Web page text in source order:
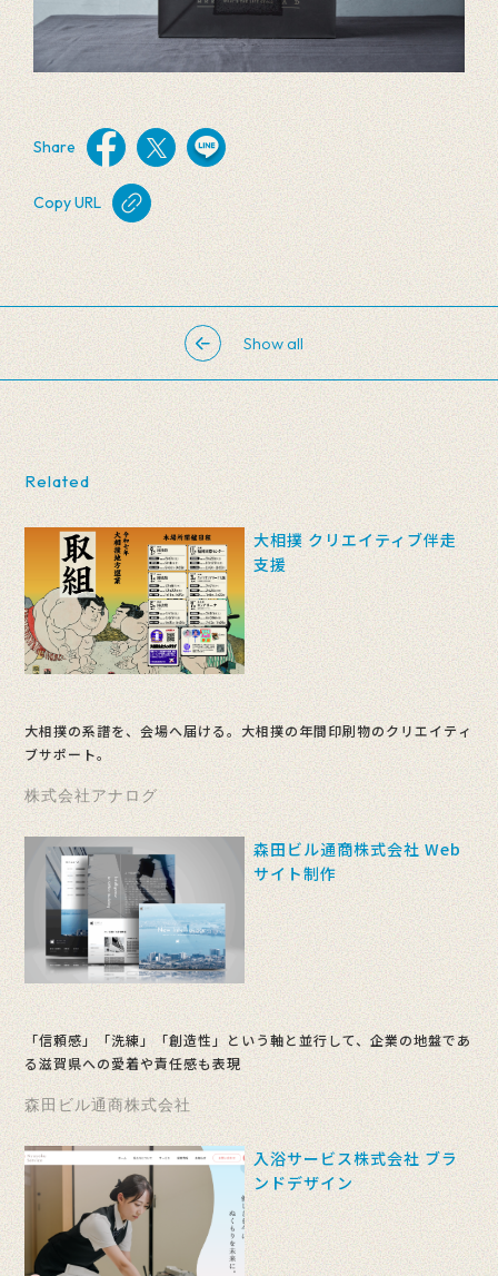
Share
Copy URL
Show all
Related
大相撲 クリエイティブ伴走
支援
大相撲の系譜を、会場へ届ける。大相撲の年間印刷物のクリエイティ
ブサポート。
株式会社アナログ
森田ビル通商株式会社 Web
サイト制作
「信頼感」「洗練」「創造性」という軸と並行して、企業の地盤であ
る滋賀県への愛着や責任感も表現
森田ビル通商株式会社
入浴サービス株式会社 ブラ
ンドデザイン